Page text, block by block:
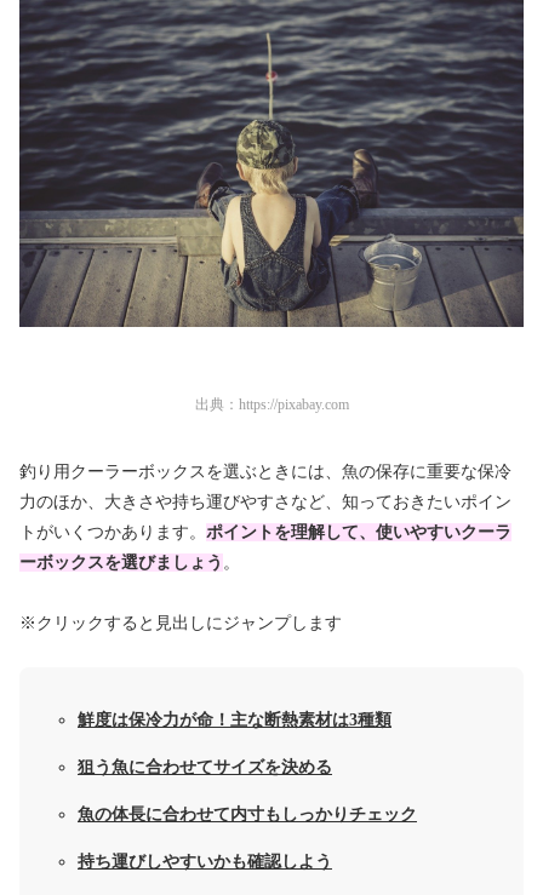
出典： https://pixabay.com
釣り用クーラーボックスを選ぶときには、魚の保存に重要な保冷
力のほか、大きさや持ち運びやすさなど、知っておきたいポイン
トがいくつかあります。 ポイントを理解して、使いやすいクーラ
ーボックスを選びましょう 。
※クリックすると見出しにジャンプします
鮮度は保冷力が命！主な断熱素材は3種類
狙う魚に合わせてサイズを決める
魚の体長に合わせて内寸もしっかりチェック
持ち運びしやすいかも確認しよう